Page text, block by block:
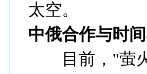
太空。
中俄合作与时
目前，"萤火